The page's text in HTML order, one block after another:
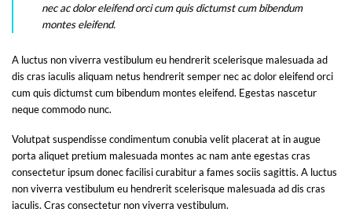
nec ac dolor eleifend orci cum quis dictumst cum bibendum
montes eleifend.
A luctus non viverra vestibulum eu hendrerit scelerisque malesuada ad
dis cras iaculis aliquam netus hendrerit semper nec ac dolor eleifend orci
cum quis dictumst cum bibendum montes eleifend. Egestas nascetur
neque commodo nunc.
Volutpat suspendisse condimentum conubia velit placerat at in augue
porta aliquet pretium malesuada montes ac nam ante egestas cras
consectetur ipsum donec facilisi curabitur a fames sociis sagittis. A luctus
non viverra vestibulum eu hendrerit scelerisque malesuada ad dis cras
iaculis. Cras consectetur non viverra vestibulum.